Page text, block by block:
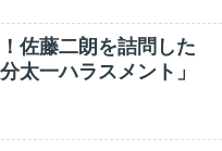
佐藤二朗を詰問した
太一ハラスメント」